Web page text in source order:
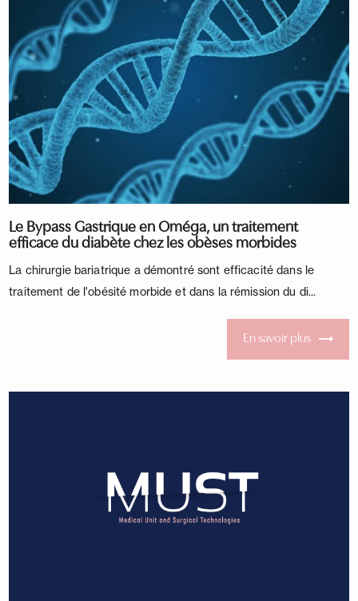
Le Bypass Gastrique en Oméga, un traitement
efficace du diabète chez les obèses morbides
La chirurgie bariatrique a démontré sont efficacité dans le
traitement de l'obésité morbide et dans la rémission du di...
En savoir plus